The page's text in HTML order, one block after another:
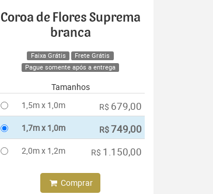
Coroa de Flores Suprema
branca
Faixa Grátis
Frete Grátis
Pague somente após a entrega
Tamanhos
1,5m x 1,0m
R$ 679,00
1,7m x 1,0m R$749,00
2,0m x 1,2m R$ 1.150,00
Comprar